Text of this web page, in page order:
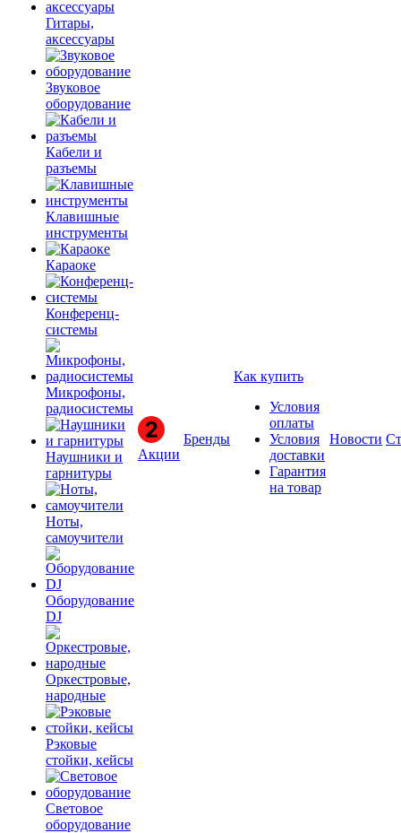
Гитары,
аксессуары
Звуковое
оборудование
Кабели и
разъемы
Клавишные
инструменты
Караоке
Конференц-
системы
Микрофоны,
радиосистемы
Наушники и
гарнитуры
Ноты,
самоучители
Оборудование
DJ
Оркестровые,
народные
Рэковые
стойки, кейсы
Световое
оборудование
Акции
Бренды
Как купить
Условия
оплаты
Условия
доставки
Гарантия
на товар
Новости